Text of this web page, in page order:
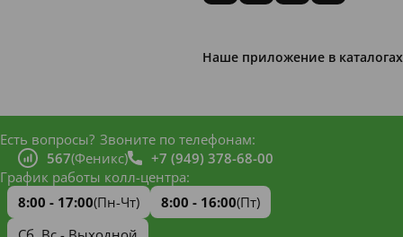
Наше приложение в каталогах
Есть вопросы? Звоните по телефонам:
567(Феникс)
+7 (949) 378-68-00
График работы колл-центра:
8:00 - 17:00(Пн-Чт) 8:00 - 16:00(Пт)